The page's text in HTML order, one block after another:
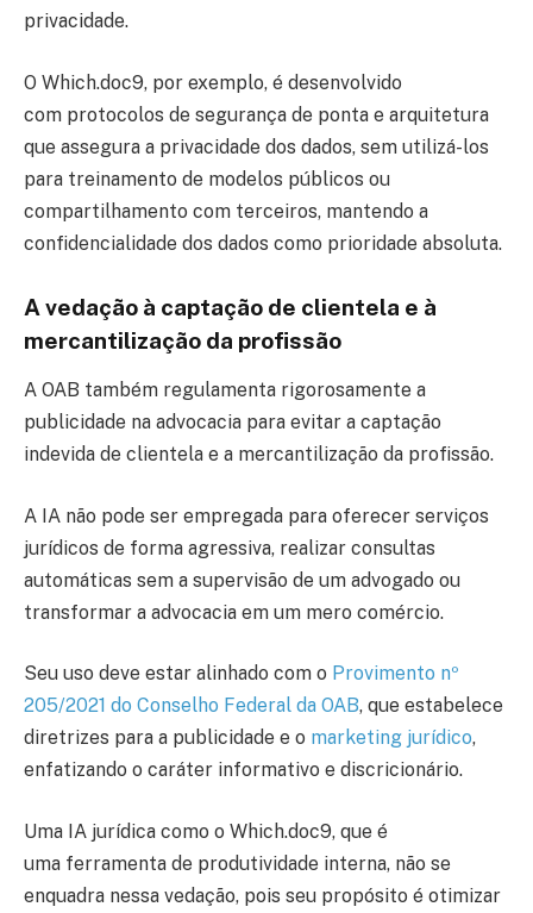
privacidade.
O Which.doc9, por exemplo, é desenvolvido
com protocolos de segurança de ponta e arquitetura
que assegura a privacidade dos dados, sem utilizá-los
para treinamento de modelos públicos ou
compartilhamento com terceiros, mantendo a
confidencialidade dos dados como prioridade absoluta.
A vedação à captação de clientela e à
mercantilização da profissão
A OAB também regulamenta rigorosamente a
publicidade na advocacia para evitar a captação
indevida de clientela e a mercantilização da profissão.
A IA não pode ser empregada para oferecer serviços
jurídicos de forma agressiva, realizar consultas
automáticas sem a supervisão de um advogado ou
transformar a advocacia em um mero comércio.
Seu uso deve estar alinhado com o Provimento nº
205/2021 do Conselho Federal da OAB, que estabelece
diretrizes para a publicidade e o marketing jurídico,
enfatizando o caráter informativo e discricionário.
Uma IA jurídica como o Which.doc9, que é
uma ferramenta de produtividade interna, não se
enquadra nessa vedação, pois seu propósito é otimizar